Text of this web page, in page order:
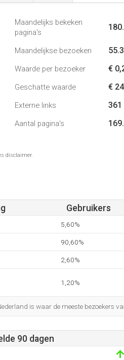
Maandelijks bekeken
pagina's
Maandelijkse bezoeken
Waarde per bezoeker €
Geschatte waarde €
Externe links 361
Aantal pagina's
disclaimer.
Gebruikers
5,60%
90,60%
2,60%
1,20%
is waar de meeste bezoekers
90 dagen